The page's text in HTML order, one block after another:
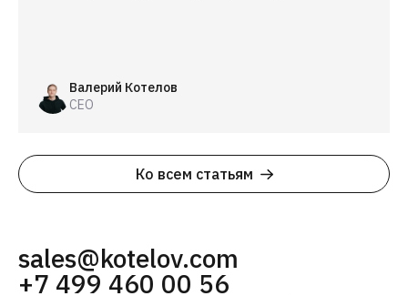
Валерий Котелов
CEO
Ко всем статьям
sales@kotelov.com
+7 499 460 00 56